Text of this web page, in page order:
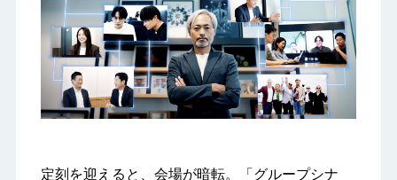
定刻を迎えると、会場が暗転。「グループシナ